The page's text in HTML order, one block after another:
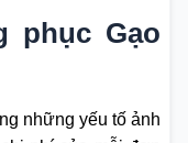
phục Gạo
những yếu tố ảnh